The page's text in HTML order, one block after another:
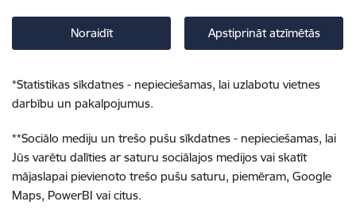
Noraidīt Apstiprināt atzīmētās
*Statistikas sīkdatnes - nepieciešamas, lai uzlabotu vietnes
darbību un pakalpojumus.
**Sociālo mediju un trešo pušu sīkdatnes - nepieciešamas, lai
Jūs varētu dalīties ar saturu sociālajos medijos vai skatīt
mājaslapai pievienoto trešo pušu saturu, piemēram, Google
Maps, PowerBI vai citus.